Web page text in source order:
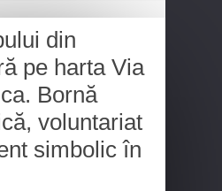
din
pe harta Via
Bornă
voluntariat
simbolic în